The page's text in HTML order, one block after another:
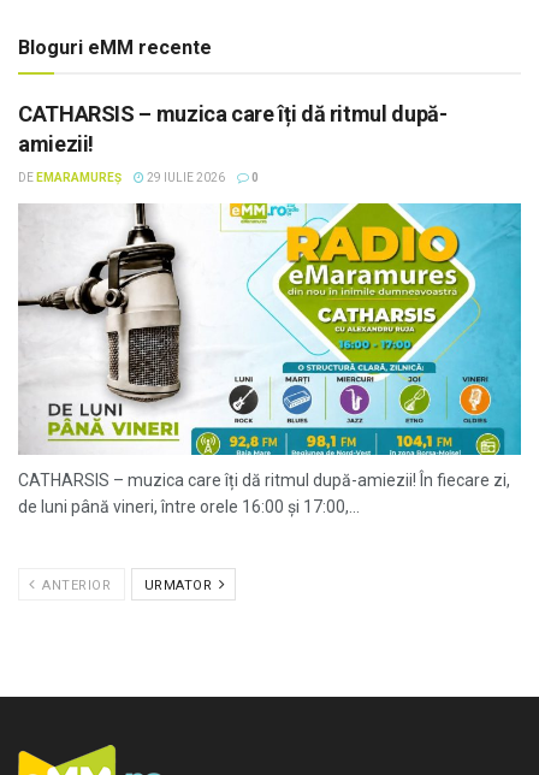
Bloguri eMM recente
CATHARSIS – muzica care îți dă ritmul după-
amiezii!
DE EMARAMUREȘ 29 IULIE 2026 0
CATHARSIS – muzica care îți dă ritmul după-amiezii! În fiecare zi,
de luni până vineri, între orele 16:00 și 17:00,...
ANTERIOR URMATOR